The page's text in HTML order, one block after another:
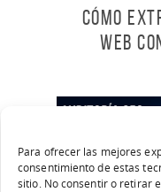
Para ofrecer las mejores
consentimiento de estas
sitio. No consentir o retirar
Cómo
web